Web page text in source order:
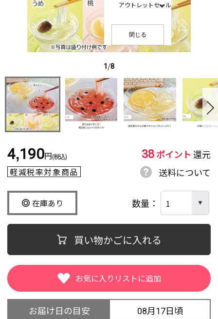
アウトレットセール
閉じる
1/8
4,190円(税込) 38ポイント 還元
軽減税率対象商品 送料について
在庫あり 数量
買い物かごに入れる
お届け日の目安 08月17日頃